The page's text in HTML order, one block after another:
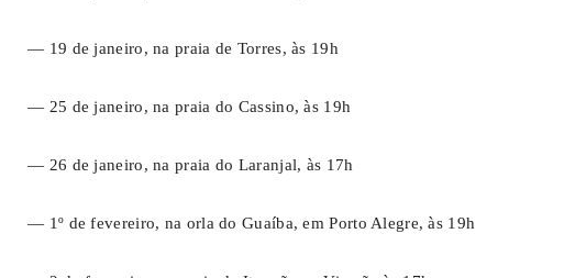
— 19 de janeiro, na praia de Torres, às 19h
— 25 de janeiro, na praia do Cassino, às 19h
— 26 de janeiro, na praia do Laranjal, às 17h
— 1º de fevereiro, na orla do Guaíba, em Porto Alegre, às 19h